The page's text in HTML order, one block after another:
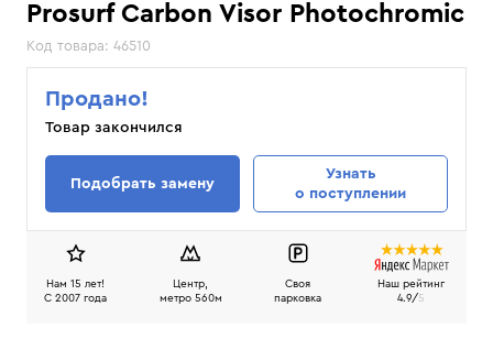
Prosurf Carbon Visor Photochromic
Код товара: 46510
Продано!
Товар закончился
Подобрать замену
Узнать
о поступлении
Нам 15 лет!
C 2007 года
Центр,
метро 560м
Своя
парковка
Наш рейтинг
4.9/5